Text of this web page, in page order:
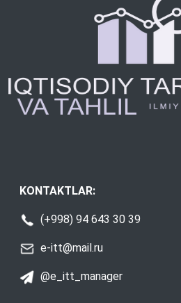
KONTAKTLAR:
(+998) 94 643 30 39
e-itt@mail.ru
@e_itt_manager